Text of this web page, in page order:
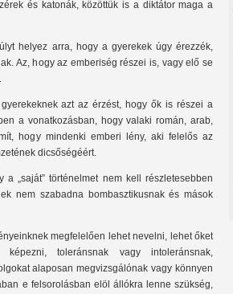
és katonák, közöttük is a diktátor maga a
helyez arra, hogy a gyerekek úgy érezzék,
Az, hogy az emberiség részei is, vagy elő se
azt az érzést, hogy ők is részei a
a vonatkozásban, hogy valaki román, arab,
hogy mindenki emberi lény, aki felelős az
dicsőségéért.
„saját” történelmet nem kell részletesebben
nem szabadna bombasztikusnak és mások
megfelelően lehet nevelni, lehet őket
képezni, toleránsnak vagy intoleránsnak,
alaposan megvizsgálónak vagy könnyen
e felsorolásban elöl állókra lenne szükség,